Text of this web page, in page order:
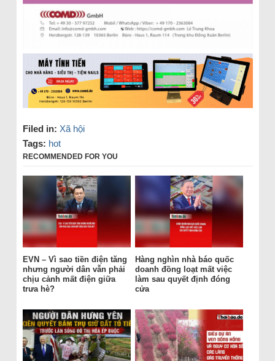
Filed in: Xã hội
Tags: hot
RECOMMENDED FOR YOU
EVN – Vì sao tiền điện tăng
nhưng người dân vẫn phải
chịu cảnh mất điện giữa
trưa hè?
Hàng nghìn nhà báo quốc
doanh đồng loạt mất việc
làm sau quyết định đóng
cửa